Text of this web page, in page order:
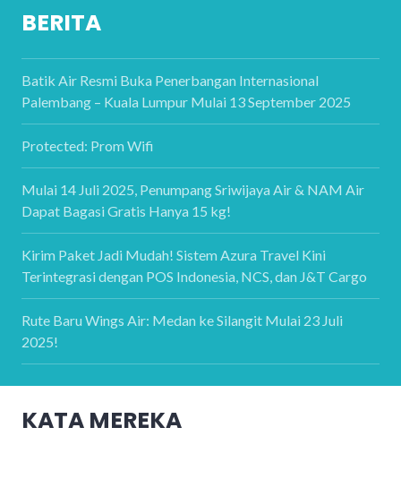
BERITA
Batik Air Resmi Buka Penerbangan Internasional
Palembang – Kuala Lumpur Mulai 13 September 2025
Protected: Prom Wifi
Mulai 14 Juli 2025, Penumpang Sriwijaya Air & NAM Air
Dapat Bagasi Gratis Hanya 15 kg!
Kirim Paket Jadi Mudah! Sistem Azura Travel Kini
Terintegrasi dengan POS Indonesia, NCS, dan J&T Cargo
Rute Baru Wings Air: Medan ke Silangit Mulai 23 Juli
2025!
KATA MEREKA